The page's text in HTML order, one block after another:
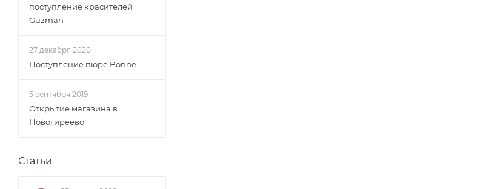
поступление красителей
Guzman
27 декабря 2020
Поступление пюре Bonne
5 сентября 2019
Открытие магазина в
Новогиреево
Статьи